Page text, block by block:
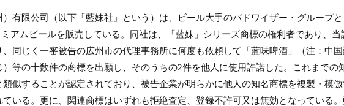
有限公司（以下「藍妹社」という）は、ビール大手のバドワイザー・グループ
ミアムビールを販売している。同社は、「蓝妹」シリーズ商標の権利者であり、
同じく一審被告の広州市の代理事務所に何度も依頼して「蓝味啤酒」（注：中
等の十数件の商標を出願し、そのうちの2件を他人に使用許諾した。これまでの
似することが認定されており、被告企業が明らかに他人の知名商標を複製・模
いる。更に、関連商標はいずれも拒絶査定、登録不許可又は無効となっている